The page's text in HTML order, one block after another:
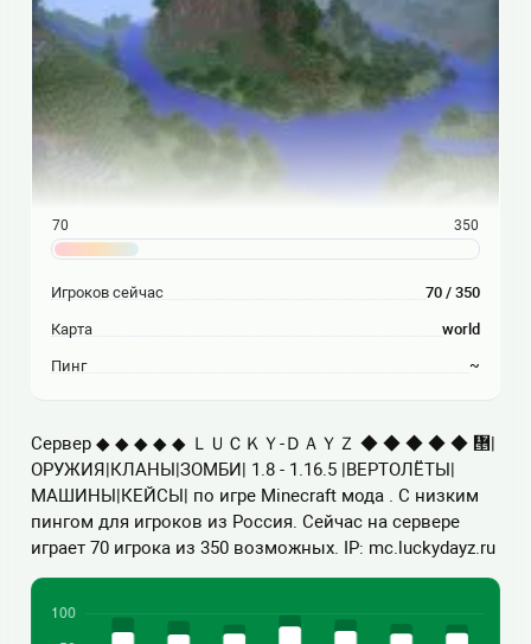
Сервер ◆ ◆ ◆ ◆ ◆ ＬＵＣＫＹ-ＤＡＹＺ ◆ ◆ ◆ ◆ ◆ ᝕|
ОРУЖИЯ|КЛАНЫ|ЗОМБИ| 1.8 - 1.16.5 |ВЕРТОЛЁТЫ|
МАШИНЫ|КЕЙСЫ| по игре Minecraft мода . С низким
пингом для игроков из Россия. Сейчас на сервере
играет 70 игрока из 350 возможных. IP: mc.luckydayz.ru
70 350
Игроков сейчас 70 / 350
Карта world
Пинг ~